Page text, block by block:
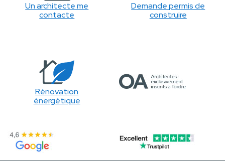
Un architecte me
contacte
Demande permis de
construire
Rénovation
énergétique